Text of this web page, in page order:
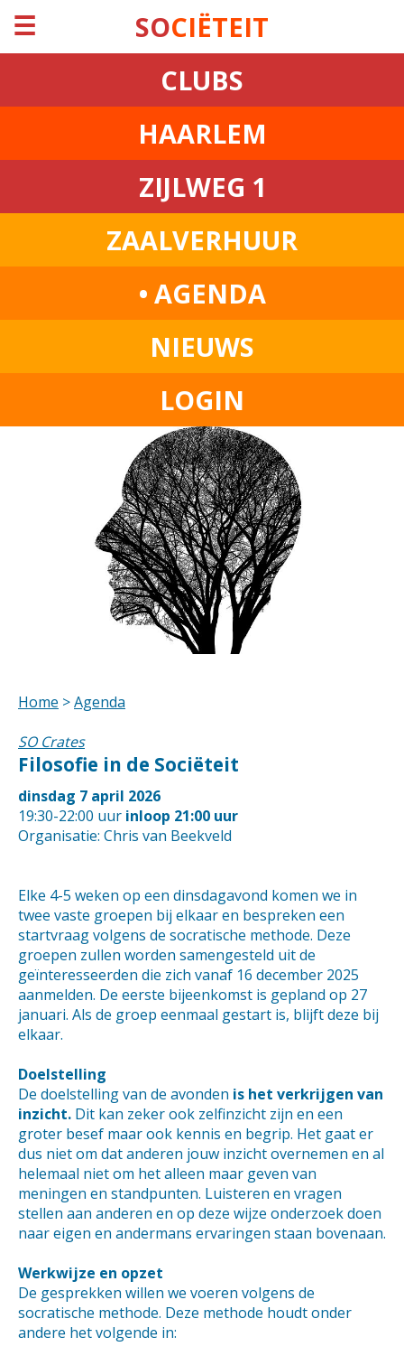
☰ SOCIËTEIT
CLUBS
HAARLEM
ZIJLWEG 1
ZAALVERHUUR
• AGENDA
NIEUWS
LOGIN
Home >Agenda
SO Crates
Filosofie in de Sociëteit
dinsdag 7 april 2026
19:30-22:00 uur inloop 21:00 uur
Organisatie: Chris van Beekveld
Elke 4-5 weken op een dinsdagavond komen we in
twee vaste groepen bij elkaar en bespreken een
startvraag volgens de socratische methode. Deze
groepen zullen worden samengesteld uit de
geïnteresseerden die zich vanaf 16 december 2025
aanmelden. De eerste bijeenkomst is gepland op 27
januari. Als de groep eenmaal gestart is, blijft deze bij
elkaar.
Doelstelling
De doelstelling van de avonden is het verkrijgen van
inzicht. Dit kan zeker ook zelfinzicht zijn en een
groter besef maar ook kennis en begrip. Het gaat er
dus niet om dat anderen jouw inzicht overnemen en al
helemaal niet om het alleen maar geven van
meningen en standpunten. Luisteren en vragen
stellen aan anderen en op deze wijze onderzoek doen
naar eigen en andermans ervaringen staan bovenaan.
Werkwijze en opzet
De gesprekken willen we voeren volgens de
socratische methode. Deze methode houdt onder
andere het volgende in: